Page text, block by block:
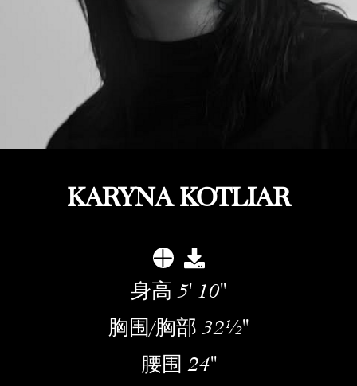
KARYNA KOTLIAR
身高 5' 10''
胸围/胸部 32½''
腰围 24''